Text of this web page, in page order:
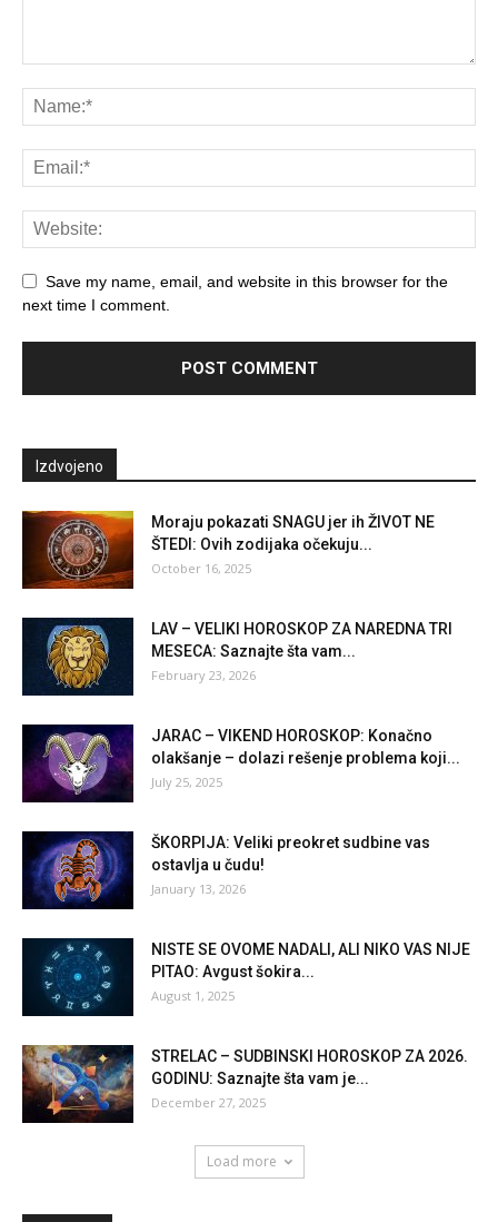
Save my name, email, and website in this browser for the
next time I comment.
Izdvojeno
Moraju pokazati SNAGU jer ih ŽIVOT NE
ŠTEDI: Ovih zodijaka očekuju...
October 16, 2025
LAV – VELIKI HOROSKOP ZA NAREDNA TRI
MESECA: Saznajte šta vam...
February 23, 2026
JARAC – VIKEND HOROSKOP: Konačno
olakšanje – dolazi rešenje problema koji...
July 25, 2025
ŠKORPIJA: Veliki preokret sudbine vas
ostavlja u čudu!
January 13, 2026
NISTE SE OVOME NADALI, ALI NIKO VAS NIJE
PITAO: Avgust šokira...
August 1, 2025
STRELAC – SUDBINSKI HOROSKOP ZA 2026.
GODINU: Saznajte šta vam je...
December 27, 2025
Load more